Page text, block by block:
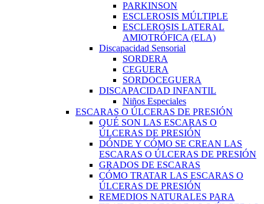
PARKINSON
ESCLEROSIS MÚLTIPLE
ESCLEROSIS LATERAL
AMIOTRÓFICA (ELA)
Discapacidad Sensorial
SORDERA
CEGUERA
SORDOCEGUERA
DISCAPACIDAD INFANTIL
Niños Especiales
ESCARAS O ÚLCERAS DE PRESIÓN
QUÉ SON LAS ESCARAS O
ÚLCERAS DE PRESIÓN
DÓNDE Y CÓMO SE CREAN LAS
ESCARAS O ÚLCERAS DE PRESIÓN
GRADOS DE ESCARAS
CÓMO TRATAR LAS ESCARAS O
ÚLCERAS DE PRESIÓN
REMEDIOS NATURALES PARA